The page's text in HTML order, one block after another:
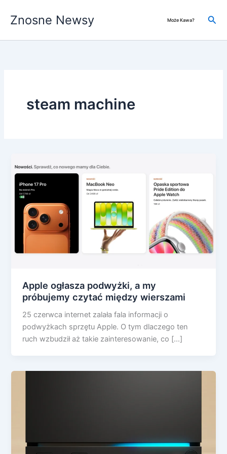
Znosne Newsy Może Kawa?
steam machine
Apple ogłasza podwyżki, a my
próbujemy czytać między wierszami
25 czerwca internet zalała fala informacji o
podwyżkach sprzętu Apple. O tym dlaczego ten
ruch wzbudził aż takie zainteresowanie, co […]